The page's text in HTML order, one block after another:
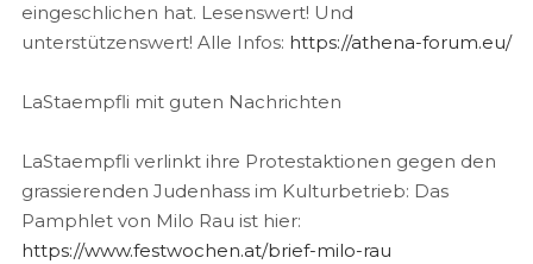
eingeschlichen hat. Lesenswert! Und
unterstützenswert! Alle Infos: https://athena-forum.eu/
LaStaempfli mit guten Nachrichten
LaStaempfli verlinkt ihre Protestaktionen gegen den
grassierenden Judenhass im Kulturbetrieb: Das
Pamphlet von Milo Rau ist hier:
https://www.festwochen.at/brief-milo-rau